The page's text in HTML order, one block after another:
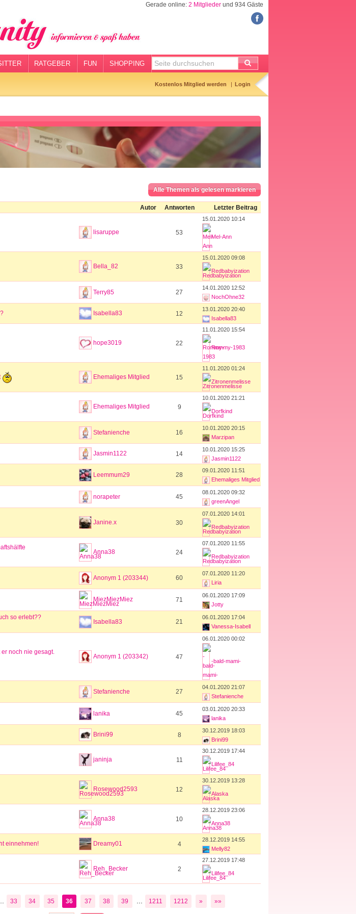
Gerade online: 2 Mitglieder und 934 Gäste
RATGEBER FUN SHOPPING
Kostenlos Mitglied werden Login
Alle Themen als gelesen markieren
Autor Antworten Letzter Beitrag
lisaruppe 53
15.01.2020 10:14
Mel-Ann
Bella_82 33
15.01.2020 09:08
Redbabyization
Terry85 27
14.01.2020 12:52
NochOhne32
Isabella83 12
13.01.2020 20:40
Isabella83
hope3019 22
11.01.2020 15:54
Rommy-1983
Ehemaliges Mitglied 15
11.01.2020 01:24
Zitronenmelisse
Ehemaliges Mitglied 9
10.01.2020 21:21
Dorfkind
Stefanienche 16
10.01.2020 20:15
Marzipan
Jasmin1122 14
10.01.2020 15:25
Jasmin1122
Leemmum29 28
09.01.2020 11:51
Ehemaliges Mitglied
norapeter 45
08.01.2020 09:32
greenAngel
Janine.x 30
07.01.2020 14:01
Redbabyization
Anna38 24
07.01.2020 11:55
Redbabyization
Anonym 1 (203344) 60
07.01.2020 11:20
Liria
MiezMiezMiez 71
06.01.2020 17:09
Jotty
so erlebt??
Isabella83 21
06.01.2020 17:04
Vanessa-Isabell
noch nie gesagt.
Anonym 1 (203342) 47
06.01.2020 00:02
-bald-mami-
Stefanienche 27
04.01.2020 21:07
Stefanienche
lanika 45
03.01.2020 20:33
lanika
Brini99 8
30.12.2019 18:03
Brini99
janinja 11
30.12.2019 17:44
Lilifee_84
Rosewood2593 12
30.12.2019 13:28
Alaska
Anna38 10
28.12.2019 23:06
Anna38
einnehmen! Dreamy01 4
28.12.2019 14:55
Melly82
Reh_Becker 2
27.12.2019 17:48
Lilifee_84
33 34 35 36 37 38 39 1211 1212 » »»